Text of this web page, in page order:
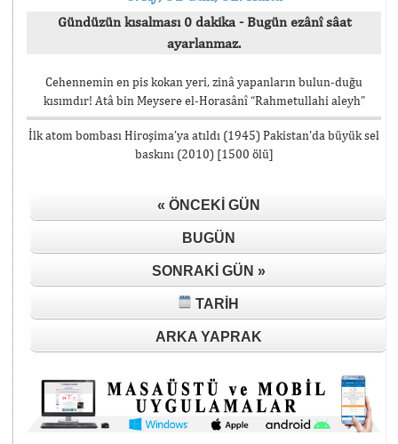
Gündüzün kısalması 0 dakika - Bugün ezânî sâat
ayarlanmaz.
Cehennemin en pis kokan yeri, zinâ yapanların bulun-duğu
kısımdır! Atâ bin Meysere el-Horasânî “Rahmetullahi aleyh”
İlk atom bombası Hiroşima’ya atıldı (1945) Pakistan’da büyük sel
baskını (2010) [1500 ölü]
« ÖNCEKI GÜN
BUGÜN
SONRAKI GÜN »
TARIH
ARKA YAPRAK